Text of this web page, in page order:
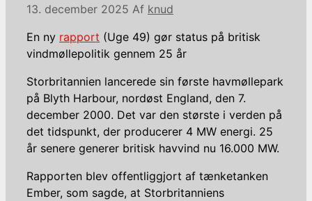
13. december 2025 Af knud
En ny rapport (Uge 49) gør status på britisk
vindmøllepolitik gennem 25 år
Storbritannien lancerede sin første havmøllepark
på Blyth Harbour, nordøst England, den 7.
december 2000. Det var den største i verden på
det tidspunkt, der producerer 4 MW energi. 25
år senere generer britisk havvind nu 16.000 MW.
Rapporten blev offentliggjort af tænketanken
Ember, som sagde, at Storbritanniens